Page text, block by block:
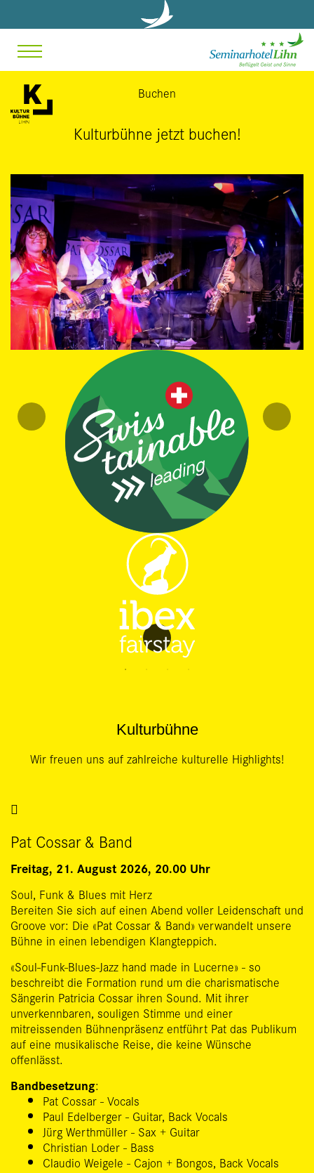
Buchen
Kulturbühne jetzt buchen!
Kulturbühne
Wir freuen uns auf zahlreiche kulturelle Highlights!
Pat Cossar & Band
Freitag, 21. August 2026, 20.00 Uhr
Soul, Funk & Blues mit Herz
Bereiten Sie sich auf einen Abend voller Leidenschaft und
Groove vor: Die «Pat Cossar & Band» verwandelt unsere
Bühne in einen lebendigen Klangteppich.
«Soul-Funk-Blues-Jazz hand made in Lucerne» - so
beschreibt die Formation rund um die charismatische
Sängerin Patricia Cossar ihren Sound. Mit ihrer
unverkennbaren, souligen Stimme und einer
mitreissenden Bühnenpräsenz entführt Pat das Publikum
auf eine musikalische Reise, die keine Wünsche
offenlässt.
Bandbesetzung:
Pat Cossar - Vocals
Paul Edelberger - Guitar, Back Vocals
Jürg Werthmüller - Sax + Guitar
Christian Loder - Bass
Claudio Weigele - Cajon + Bongos, Back Vocals